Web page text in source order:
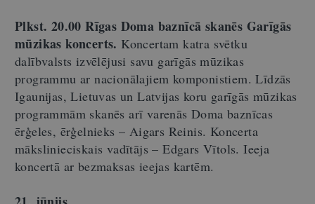
Plkst. 20.00 Rīgas Doma baznīcā skanēs Garīgās
mūzikas koncerts. Koncertam katra svētku
dalībvalsts izvēlējusi savu garīgās mūzikas
programmu ar nacionālajiem komponistiem. Līdzās
Igaunijas, Lietuvas un Latvijas koru garīgās mūzikas
programmām skanēs arī varenās Doma baznīcas
ērģeles, ērģelnieks – Aigars Reinis. Koncerta
mākslinieciskais vadītājs – Edgars Vītols. Ieeja
koncertā ar bezmaksas ieejas kartēm.